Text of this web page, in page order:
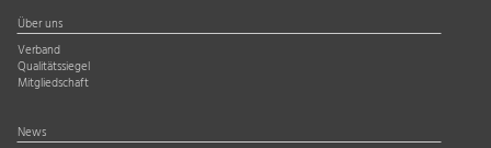
Über uns
Verband
Qualitätssiegel
Mitgliedschaft
News